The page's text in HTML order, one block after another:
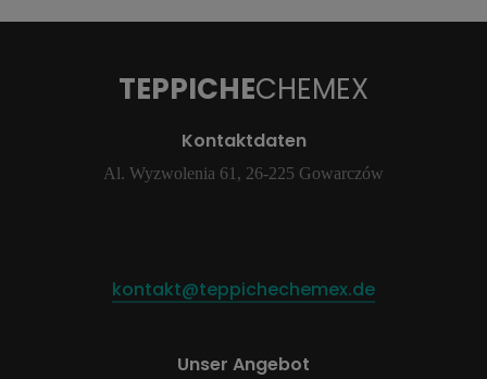
TEPPICHECHEMEX
Kontaktdaten
Al. Wyzwolenia 61, 26-225 Gowarczów
kontakt@teppichechemex.de
Unser Angebot